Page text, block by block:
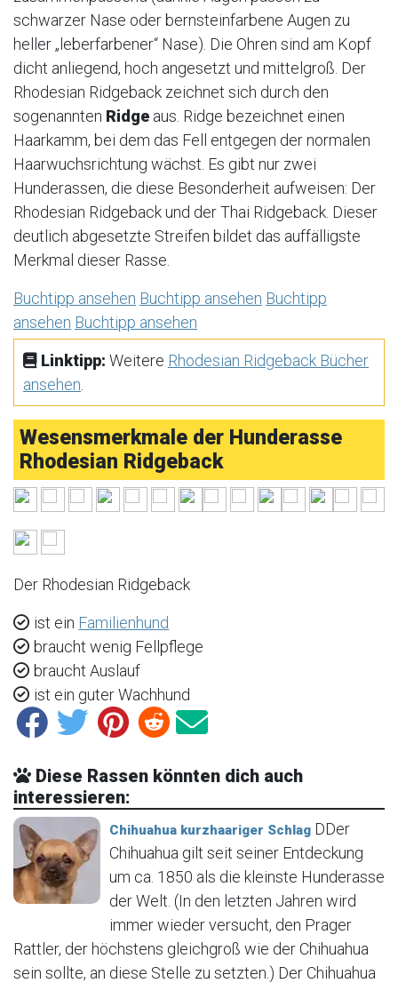
schwarzer Nase oder bernsteinfarbene Augen zu
heller „leberfarbener“ Nase). Die Ohren sind am Kopf
dicht anliegend, hoch angesetzt und mittelgroß. Der
Rhodesian Ridgeback zeichnet sich durch den
sogenannten Ridge aus. Ridge bezeichnet einen
Haarkamm, bei dem das Fell entgegen der normalen
Haarwuchsrichtung wächst. Es gibt nur zwei
Hunderassen, die diese Besonderheit aufweisen: Der
Rhodesian Ridgeback und der Thai Ridgeback. Dieser
deutlich abgesetzte Streifen bildet das auffälligste
Merkmal dieser Rasse.
Buchtipp ansehen Buchtipp ansehen Buchtipp
ansehen Buchtipp ansehen
Linktipp: Weitere Rhodesian Ridgeback Bücher
ansehen
Wesensmerkmale der Hunderasse
Rhodesian Ridgeback
Der Rhodesian Ridgeback
ist ein Familienhund
braucht wenig Fellpflege
braucht Auslauf
ist ein guter Wachhund
Diese Rassen könnten dich auch
interessieren:
Chihuahua kurzhaariger Schlag DDer
Chihuahua gilt seit seiner Entdeckung
um ca. 1850 als die kleinste Hunderasse
der Welt. (In den letzten Jahren wird
immer wieder versucht, den Prager
Rattler, der höchstens gleichgroß wie der Chihuahua
sein sollte, an diese Stelle zu setzten.) Der Chihuahua